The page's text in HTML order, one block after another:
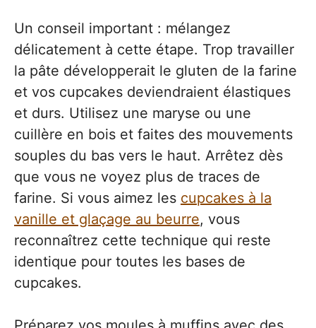
Un conseil important : mélangez
délicatement à cette étape. Trop travailler
la pâte développerait le gluten de la farine
et vos cupcakes deviendraient élastiques
et durs. Utilisez une maryse ou une
cuillère en bois et faites des mouvements
souples du bas vers le haut. Arrêtez dès
que vous ne voyez plus de traces de
farine. Si vous aimez les cupcakes à la
vanille et glaçage au beurre, vous
reconnaîtrez cette technique qui reste
identique pour toutes les bases de
cupcakes.